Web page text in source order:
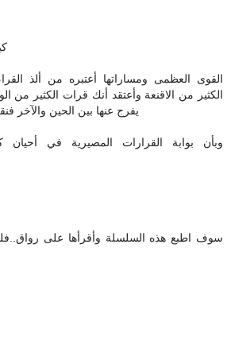
القوى العظمى ومساراتها أعتبره من ألذ
الكثير من الاقنعة وأعتقد أنك قرات الكثير من
يفرج عنها بين الحين والآخر
وبأن بوابة القرارات المصيرية في أحيان
سوف اطبع هذه السلسلة وأقرأها على